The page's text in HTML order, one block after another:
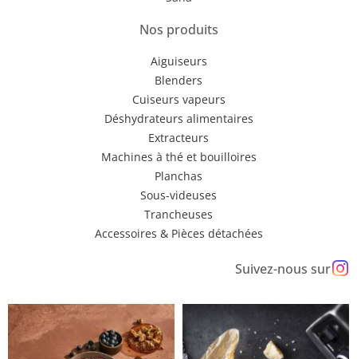
Nos produits
Aiguiseurs
Blenders
Cuiseurs vapeurs
Déshydrateurs alimentaires
Extracteurs
Machines à thé et bouilloires
Planchas
Sous-videuses
Trancheuses
Accessoires & Pièces détachées
Suivez-nous sur